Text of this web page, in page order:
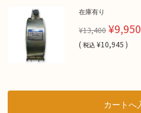
在庫有り
¥13,400 ¥9,950
( 税込 ¥10,945 )